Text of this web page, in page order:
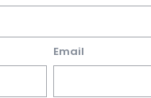
Email